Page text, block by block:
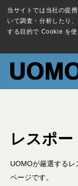
当サイトでは当社の提
いて調査・分析したり
する目的で Cookie を使
レスポ
UOMOが厳選する
ページです。